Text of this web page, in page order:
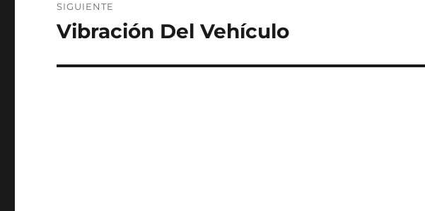
SIGUIENTE
Entrada
Vibración Del Vehículo